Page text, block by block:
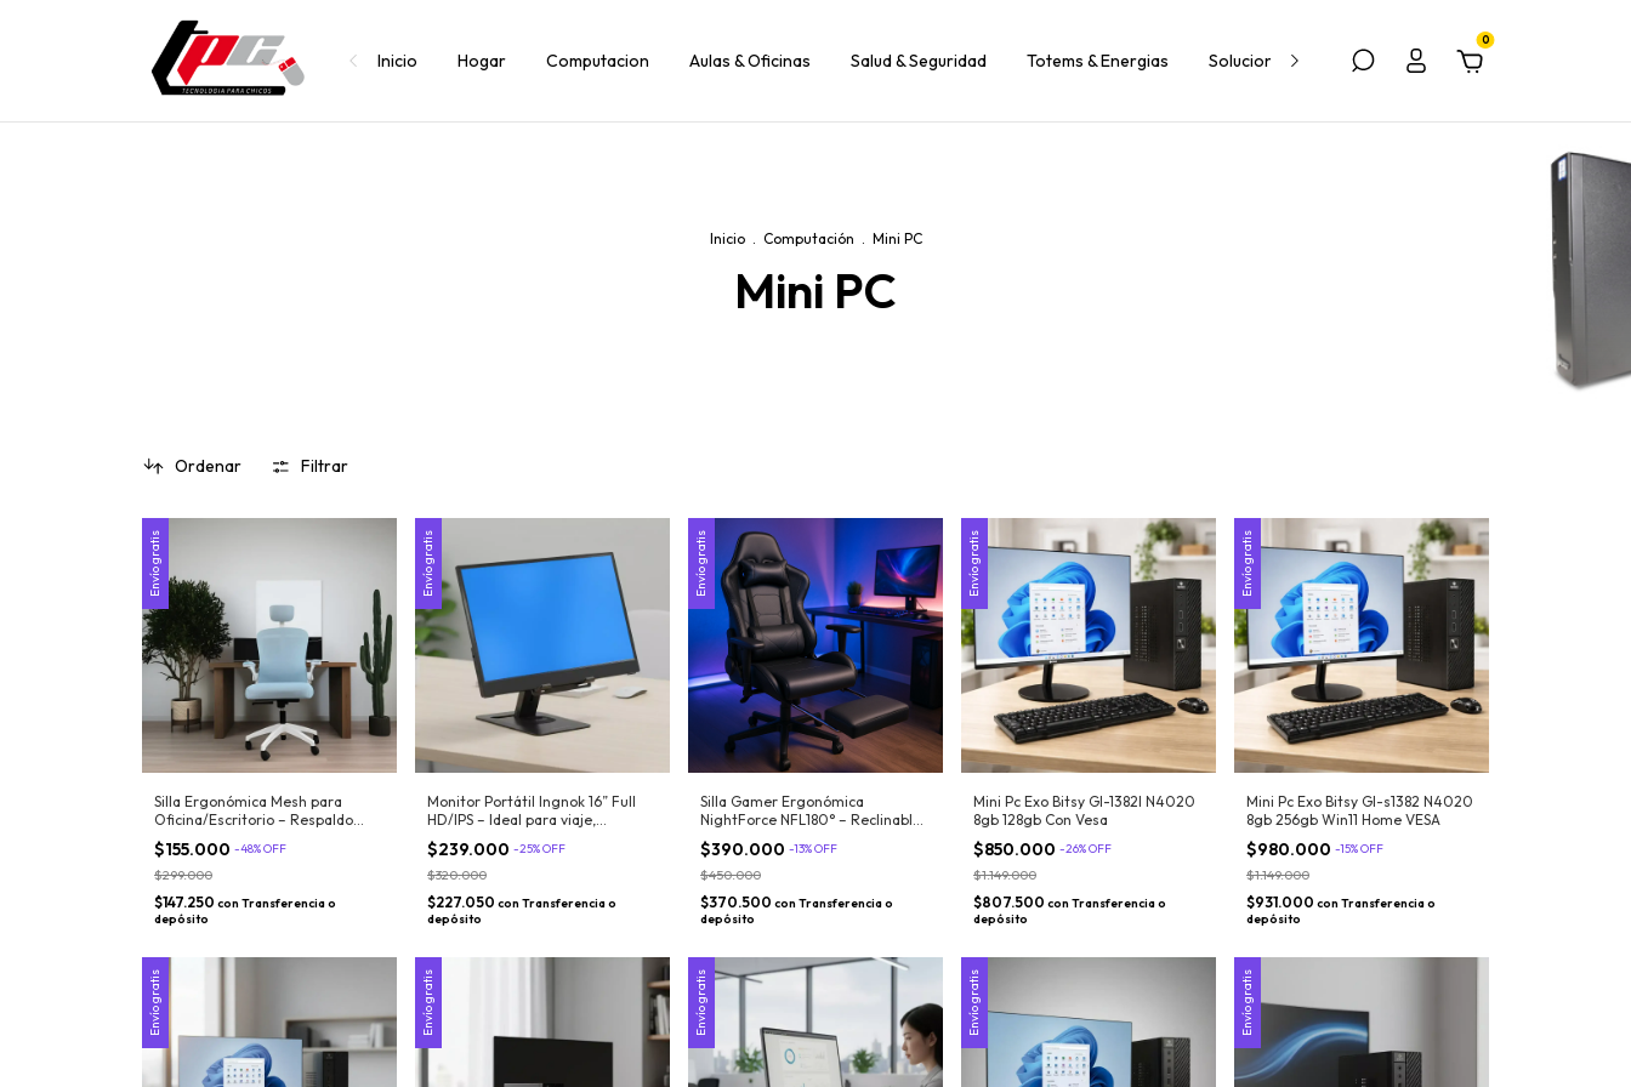
Inicio Hogar Computacion Aulas & Oficinas Salud & Seguridad Totems & Energias Soluciones para escuelas y empresas
0
Inicio Computación Mini PC
Mini PC
Ordenar Filtrar
Envío gratis
Silla Ergonómica Mesh para
Oficina/Escritorio – Respaldo
Transpirable y Ajustable
$155.000 -48%OFF
$299.000
$147.250 con Transferencia o
depósito
Envío gratis
Monitor Portátil Ingnok 16” Full
HD/IPS – Ideal para viaje,
notebook, PC, consola (PS4/PS5)
$239.000 -25%OFF
$320.000
$227.050 con Transferencia o
depósito
Envío gratis
Silla Gamer Ergonómica
NightForce NFL180° – Reclinable
180° con Apoya Pies
$390.000 -13%OFF
$450.000
$370.500 con Transferencia o
depósito
Envío gratis
Mini Pc Exo Bitsy Gl-1382l N4020
8gb 128gb Con Vesa
$850.000 -26%OFF
$1.149.000
$807.500 con Transferencia o
depósito
Envío gratis
Mini Pc Exo Bitsy Gl-s1382 N4020
8gb 256gb Win11 Home VESA
$980.000 -15%OFF
$1.149.000
$931.000 con Transferencia o
depósito
Envío gratis Envío gratis Envío gratis Envío gratis Envío gratis